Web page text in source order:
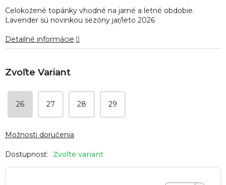
Zvoľte variant
26 27 28 29
Možnosti doručenia
Celokožené topánky vhodné na jarné a letné obdobie.
Lavender sú novinkou sezóny jar/leto 2026
Detailné informácie
z
5